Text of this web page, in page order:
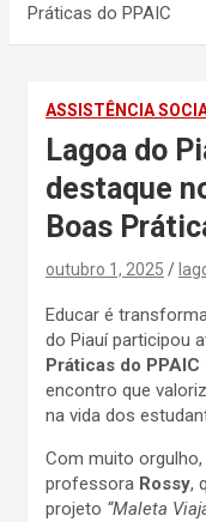
Práticas do PPAIC
ASSISTÊNCIA
Lagoa do
destaque
Boas
outubro 1, 2025
Educar é
do Piauí participou
Práticas do
encontro que
na vida dos
Com muito
professora Rossy,
projeto “Maleta